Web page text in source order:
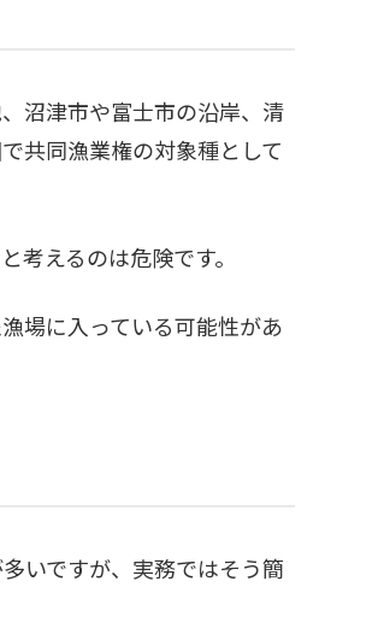
沼津市や富士市の沿岸、清
共同漁業権の対象種として
考えるのは危険です。
場に入っている可能性があ
いですが、実務ではそう簡